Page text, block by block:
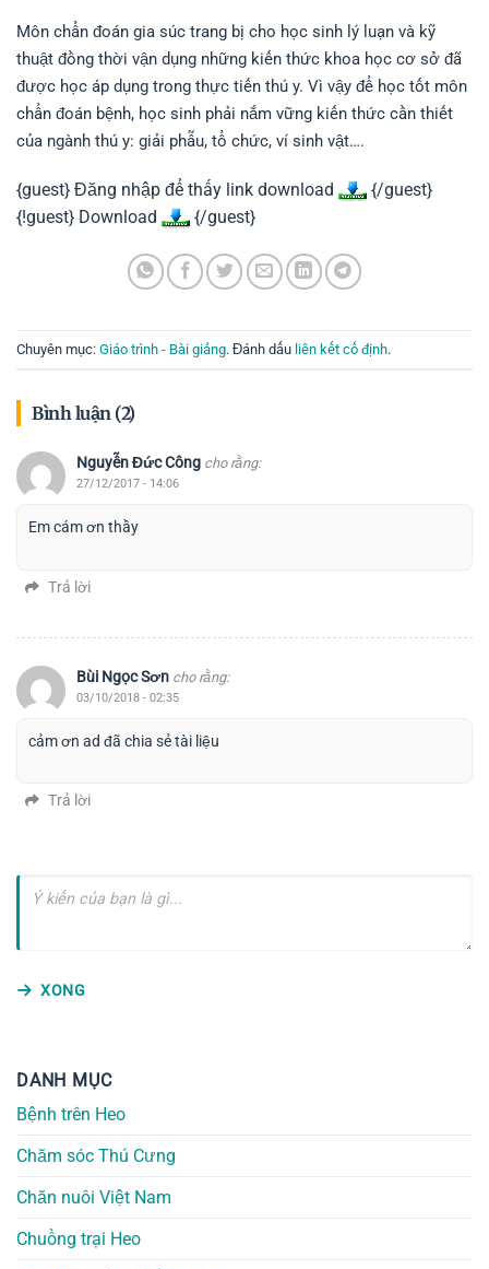
Môn chẩn đoán gia súc trang bị cho học sinh lý luạn và kỹ
thuật đồng thời vận dụng những kiến thức khoa học cơ sở đã
được học áp dụng trong thực tiến thú y. Vì vậy để học tốt môn
chẩn đoán bệnh, học sinh phải nắm vững kiến thức cần thiết
của ngành thú y: giải phẫu, tổ chức, ví sinh vật….
{guest} Đăng nhập để thấy link download
{/guest}
{!guest} Download
{/guest}
Chuyên mục: Giáo trình - Bài giảng. Đánh dấu liên kết cố định.
Bình luận (2)
Nguyễn Đức Công cho rằng:
27/12/2017 - 14:06
Em cám ơn thầy
Trả lời
Bùi Ngọc Sơn cho rằng:
03/10/2018 - 02:35
cảm ơn ad đã chia sẻ tài liệu
Trả lời
XONG
DANH MỤC
Bệnh trên Heo
Chăm sóc Thú Cưng
Chăn nuôi Việt Nam
Chuồng trại Heo